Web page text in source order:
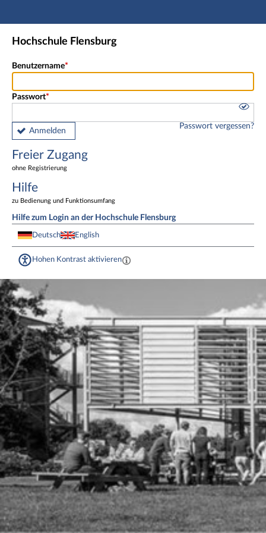
Hauptnavigation
Freier Zugang
Fußzeile
Hochschule Flensburg
Benutzername
Passwort
Anmelden
Passwort vergessen?
Freier Zugang
ohne Registrierung
Hilfe
zu Bedienung und Funktionsumfang
Hilfe zum Login an der Hochschule Flensburg
Deutsch English
Hohen Kontrast aktivieren